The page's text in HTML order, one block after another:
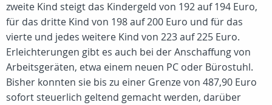
zweite Kind steigt das Kindergeld von 192 auf 194 Euro,
für das dritte Kind von 198 auf 200 Euro und für das
vierte und jedes weitere Kind von 223 auf 225 Euro.
Erleichterungen gibt es auch bei der Anschaffung von
Arbeitsgeräten, etwa einem neuen PC oder Bürostuhl.
Bisher konnten sie bis zu einer Grenze von 487,90 Euro
sofort steuerlich geltend gemacht werden, darüber